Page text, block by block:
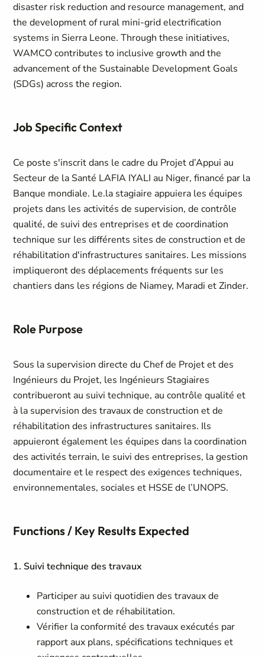
disaster risk reduction and resource management, and
the development of rural mini-grid electrification
systems in Sierra Leone. Through these initiatives,
WAMCO contributes to inclusive growth and the
advancement of the Sustainable Development Goals
(SDGs) across the region.
Job Specific Context
Ce poste s'inscrit dans le cadre du Projet d’Appui au
Secteur de la Santé LAFIA IYALI au Niger, financé par la
Banque mondiale. Le.la stagiaire appuiera les équipes
projets dans les activités de supervision, de contrôle
qualité, de suivi des entreprises et de coordination
technique sur les différents sites de construction et de
réhabilitation d'infrastructures sanitaires. Les missions
impliqueront des déplacements fréquents sur les
chantiers dans les régions de Niamey, Maradi et Zinder.
Role Purpose
Sous la supervision directe du Chef de Projet et des
Ingénieurs du Projet, les Ingénieurs Stagiaires
contribueront au suivi technique, au contrôle qualité et
à la supervision des travaux de construction et de
réhabilitation des infrastructures sanitaires. Ils
appuieront également les équipes dans la coordination
des activités terrain, le suivi des entreprises, la gestion
documentaire et le respect des exigences techniques,
environnementales, sociales et HSSE de l’UNOPS.
Functions / Key Results Expected
1. Suivi technique des travaux
Participer au suivi quotidien des travaux de
construction et de réhabilitation.
Vérifier la conformité des travaux exécutés par
rapport aux plans, spécifications techniques et